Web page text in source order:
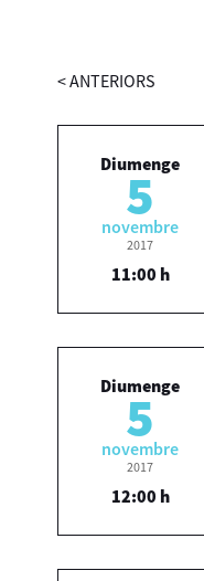
<ANTERIORS
Diumenge
5
novembre
2017
11:00 h
Diumenge
5
novembre
2017
12:00 h